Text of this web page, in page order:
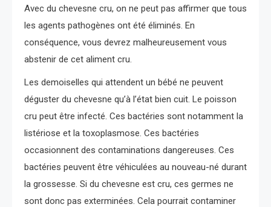
Avec du chevesne cru, on ne peut pas affirmer que tous
les agents pathogènes ont été éliminés. En
conséquence, vous devrez malheureusement vous
abstenir de cet aliment cru.
Les demoiselles qui attendent un bébé ne peuvent
déguster du chevesne qu’à l’état bien cuit. Le poisson
cru peut être infecté. Ces bactéries sont notamment la
listériose et la toxoplasmose. Ces bactéries
occasionnent des contaminations dangereuses. Ces
bactéries peuvent être véhiculées au nouveau-né durant
la grossesse. Si du chevesne est cru, ces germes ne
sont donc pas exterminées. Cela pourrait contaminer